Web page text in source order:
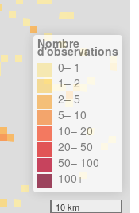
Nombre
d'observations
0– 1
1– 2
2– 5
5– 10
10– 20
20– 50
50– 100
100+
10 km